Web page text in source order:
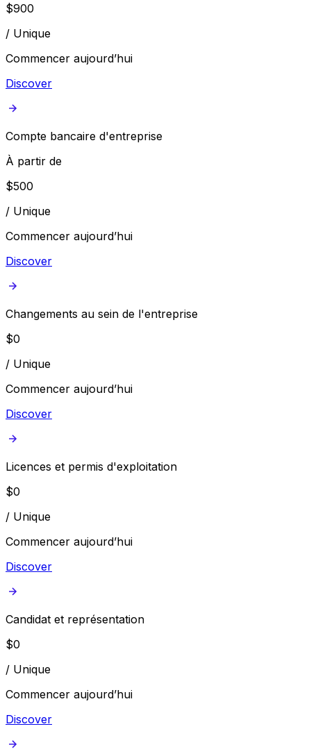
$900
/ Unique
Commencer aujourd’hui
Discover
Compte bancaire d'entreprise
À partir de
$500
/ Unique
Commencer aujourd’hui
Discover
Changements au sein de l'entreprise
$0
/ Unique
Commencer aujourd’hui
Discover
Licences et permis d'exploitation
$0
/ Unique
Commencer aujourd’hui
Discover
Candidat et représentation
$0
/ Unique
Commencer aujourd’hui
Discover